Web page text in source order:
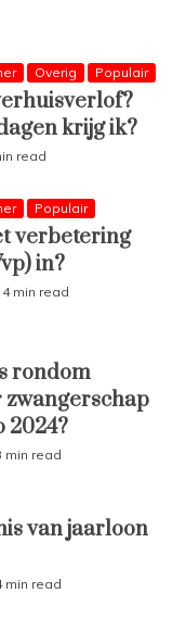
Overig Populair
krijg ik?
read
Populair
verbetering
in?
4 min read
rondom
2024?
min read
van jaarloon
min read